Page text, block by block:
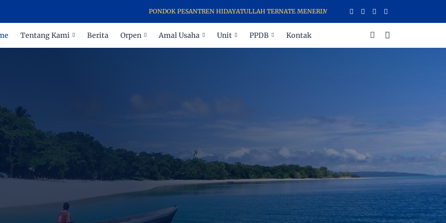
PONDOK PESANTREN HIDAYATULLAH TERNATE MENERIMA DAN MENYALURKAN ZAKAT, INFAQ,
Tentang Kami Berita Orpen Amal Usaha Unit PPDB Kontak